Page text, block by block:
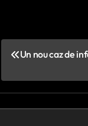
N
a
v
Un nou caz de